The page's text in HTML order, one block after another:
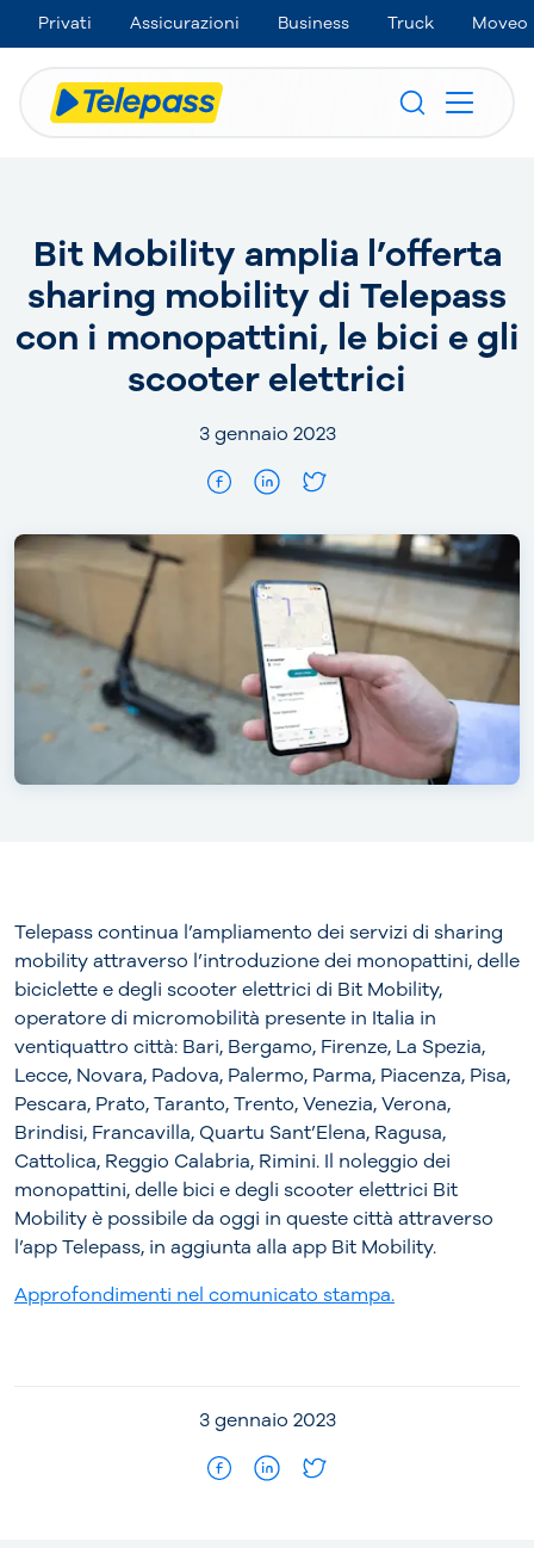
Privati Assicurazioni Business Truck Moveo
Bit Mobility amplia l’offerta
sharing mobility di Telepass
con i monopattini, le bici e gli
scooter elettrici
3 gennaio 2023
Telepass continua l’ampliamento dei servizi di sharing
mobility attraverso l’introduzione dei monopattini, delle
biciclette e degli scooter elettrici di Bit Mobility,
operatore di micromobilità presente in Italia in
ventiquattro città: Bari, Bergamo, Firenze, La Spezia,
Lecce, Novara, Padova, Palermo, Parma, Piacenza, Pisa,
Pescara, Prato, Taranto, Trento, Venezia, Verona,
Brindisi, Francavilla, Quartu Sant’Elena, Ragusa,
Cattolica, Reggio Calabria, Rimini. Il noleggio dei
monopattini, delle bici e degli scooter elettrici Bit
Mobility è possibile da oggi in queste città attraverso
l’app Telepass, in aggiunta alla app Bit Mobility.
Approfondimenti nel comunicato stampa.
3 gennaio 2023